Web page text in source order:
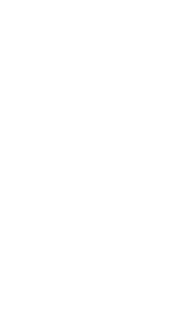
Companion